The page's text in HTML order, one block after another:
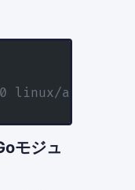
linux/amd64
モジュ